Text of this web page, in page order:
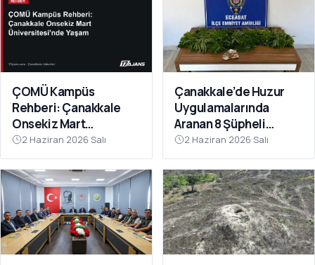
ÇOMÜ Kampüs
Rehberi: Çanakkale
Onsekiz Mart
Üniversitesi'nde
Yaşam
2 Haziran 2026 Salı
Çanakkale’de Huzur
Uygulamalarında
Aranan 8 Şüpheli
Yakalandı
2 Haziran 2026 Salı